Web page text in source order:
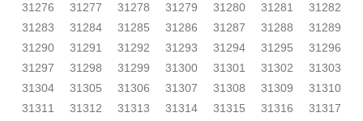
31276
31277 31278 31279 31280 31281
31282
31283
31284 31285 31286 31287 31288
31289
31290
31291 31292 31293 31294 31295
31296
31297
31298 31299 31300 31301 31302
31303
31304
31305 31306 31307 31308 31309
31310
31311
31312 31313 31314 31315 31316
31317